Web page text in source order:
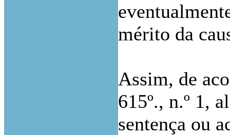
mérito da
Assim, de
615º., n.º 1,
sentença ou